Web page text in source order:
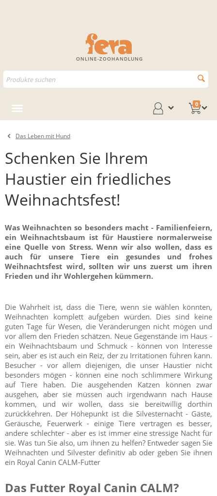
ONLINE-ZOOHANDLUNG
0
Das Leben mit Hund
Schenken Sie Ihrem
Haustier ein friedliches
Weihnachtsfest!
Was Weihnachten so besonders macht - Familienfeiern,
ein Weihnachtsbaum ist für Haustiere normalerweise
eine Quelle von Stress. Wenn wir also wollen, dass es
auch für unsere Tiere ein gesundes und frohes
Weihnachtsfest wird, sollten wir uns zuerst um ihren
Frieden und ihr Wohlergehen kümmern.
Die Wahrheit ist, dass die Tiere, wenn sie wählen könnten,
Weihnachten komplett aufgeben würden. Dies sind keine
guten Tage für Wesen, die Veränderungen nicht mögen und
vor allem den Frieden schätzen. Neue Gegenstände im Haus -
ein Weihnachtsbaum und Schmuck - können von Interesse
sein, aber es ist auch ein Reiz, der zu Irritationen führen kann.
Besucher - vor allem diejenigen, die unser Haustier nicht
besonders mögen - können eine noch schlimmere Wirkung
auf Tiere haben. Die ausgehenden Katzen können zwar
ausgehen, aber sie müssen auch irgendwann nach Hause
kommen, und wir wollen, dass sie bereitwillig dorthin
zurückkehren. Der Höhepunkt ist die Silvesternacht - Gäste,
Geräusche, Feuerwerk - einige Tiere vertragen es besser,
andere schlechter - aber es ist immer eine stressige Nacht für
sie. Was tun Sie also, um ihnen zu helfen? Entweder sagen Sie
Weihnachten und Silvester definitiv ab oder geben Sie ihnen
ein Royal Canin CALM-Futter
Das Futter Royal Canin CALM?